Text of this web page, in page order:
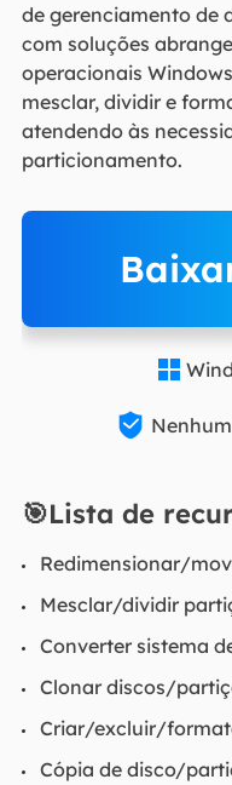
de gerenciamento de
com soluções
operacionais
mesclar, dividir e
atendendo às
particionamento.


🎯Lista de
Redimensionar/
Mesclar/dividir
Converter sistema
Clonar discos/
Criar/excluir/
Cópia de disco/